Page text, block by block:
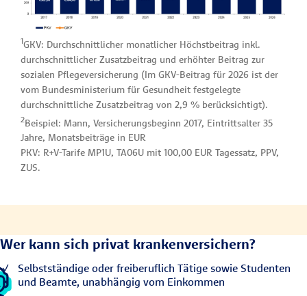
1GKV: Durchschnittlicher monatlicher Höchstbeitrag inkl.
durchschnittlicher Zusatzbeitrag und erhöhter Beitrag zur
sozialen Pflegeversicherung (Im GKV-Beitrag für 2026 ist der
vom Bundesministerium für Gesundheit festgelegte
durchschnittliche Zusatzbeitrag von 2,9 % berücksichtigt).
2Beispiel: Mann, Versicherungsbeginn 2017, Eintrittsalter 35
Jahre, Monatsbeiträge in EUR
PKV: R+V-Tarife MP1U, TA06U mit 100,00 EUR Tagessatz, PPV,
ZUS.
Wer kann sich privat krankenversichern?
Selbstständige oder freiberuflich Tätige sowie Studenten
und Beamte, unabhängig vom Einkommen